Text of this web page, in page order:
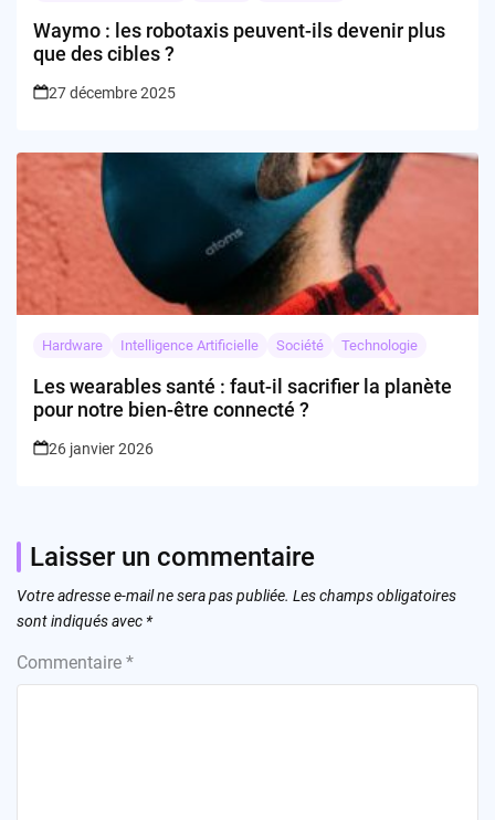
Waymo : les robotaxis peuvent-ils devenir plus
que des cibles ?
27 décembre 2025
Hardware Intelligence Artificielle Société Technologie
Les wearables santé : faut-il sacrifier la planète
pour notre bien-être connecté ?
26 janvier 2026
Laisser un commentaire
Votre adresse e-mail ne sera pas publiée. Les champs obligatoires
sont indiqués avec *
Commentaire *